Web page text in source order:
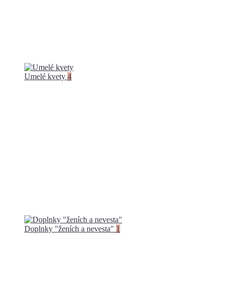
Umelé kvety 4
Doplnky "ženích a nevesta" 1